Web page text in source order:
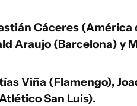
Cáceres (América
Araujo (Barcelona) y
Viña (Flamengo),
San Luis).